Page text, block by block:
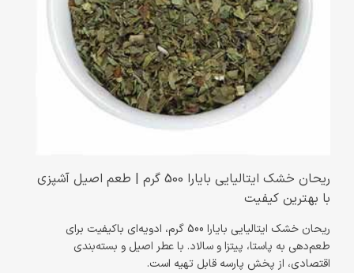
ریحان خشک ایتالیایی بایارا 500 گرم | طعم اصیل آشپزی
با بهترین کیفیت
ریحان خشک ایتالیایی بایارا 500 گرم، ادویه‌ای باکیفیت برای
طعم‌دهی به پاستا، پیتزا و سالاد. با عطر اصیل و بسته‌بندی
اقتصادی، از پخش پارسه قابل تهیه است.